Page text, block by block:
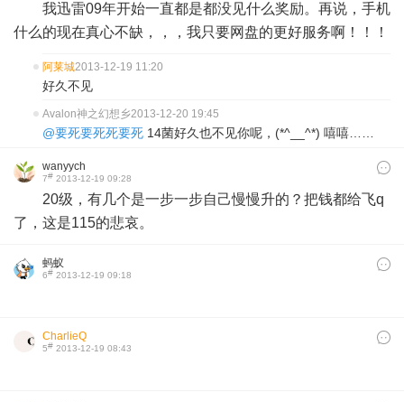
我迅雷09年开始一直都是都没见什么奖励。再说，手机
什么的现在真心不缺，，，我只要网盘的更好服务啊！！！
阿莱城2013-12-19 11:20
好久不见
Avalon神之幻想乡2013-12-20 19:45
@要死要死死要死 14菌好久也不见你呢，(*^__^*) 嘻嘻……
wanyych
7# 2013-12-19 09:28
20级，有几个是一步一步自己慢慢升的？把钱都给飞q
了，这是115的悲哀。
蚂蚁
6# 2013-12-19 09:18
CharlieQ
5# 2013-12-19 08:43